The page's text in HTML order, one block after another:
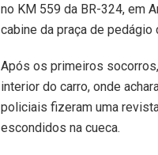
no KM 559 da BR-324, em
cabine da praça de pedágio
Após os primeiros
interior do carro, onde
policiais fizeram uma
escondidos na cueca.